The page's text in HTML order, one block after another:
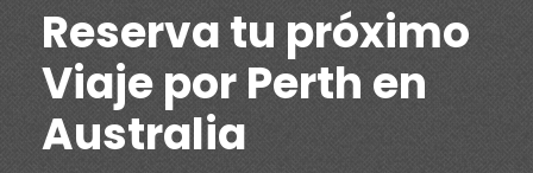
Reserva tu próximo
Viaje por Perth en
Australia